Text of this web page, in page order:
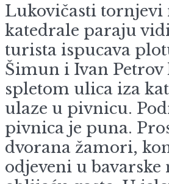
Lukovičasti tornjevi
katedrale paraju
turista ispucava
Šimun i Ivan Petrov
spletom ulica iza
ulaze u pivnicu.
pivnica je puna.
dvorana žamori,
odjeveni u bavarske